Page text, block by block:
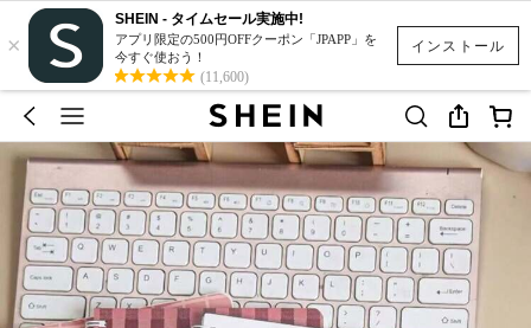
インストール
×
SHEIN - タイムセール実施中!
アプリ限定の500円OFFクーポン「JPAPP」を
今すぐ使おう！
(11,600)